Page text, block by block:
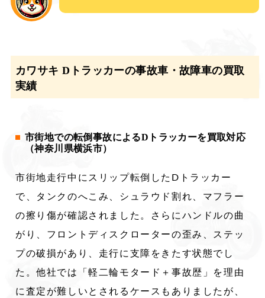
カワサキ Dトラッカーの事故車・故障車の買取
実績
市街地での転倒事故によるDトラッカーを買取対応
（神奈川県横浜市）
市街地走行中にスリップ転倒したDトラッカー
で、タンクのへこみ、シュラウド割れ、マフラー
の擦り傷が確認されました。さらにハンドルの曲
がり、フロントディスクローターの歪み、ステッ
プの破損があり、走行に支障をきたす状態でし
た。他社では「軽二輪モタード＋事故歴」を理由
に査定が難しいとされるケースもありましたが、